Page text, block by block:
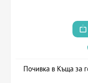
Почивка в Къща за